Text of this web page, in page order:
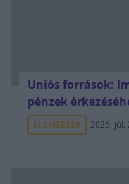
Uniós források:
pénzek
ELEMZÉSEK 2026. júl.